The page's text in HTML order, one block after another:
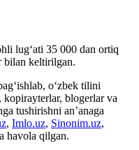
lug‘ati 35 000 dan ortiq
bilan keltirilgan.
o‘zbek tilini
kopirayterlar, blogerlar va
tushirishni an’anaga
, Imlo.uz, Sinonim.uz,
havola qilgan.